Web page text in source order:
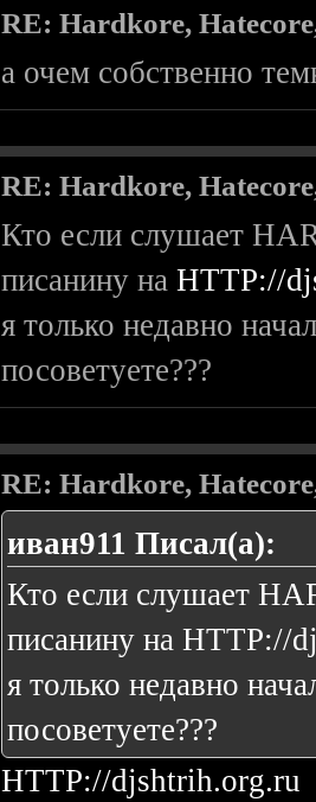
RE: Hardkore,
а очем собственно
RE: Hardkore,
Кто если слушает
писанину наHTTP://
я только недавно
посоветуете???
RE: Hardkore,
иван911 Писал(а):
Кто если слушает
писанину наHTTP://
я только недавно
посоветуете???
HTTP://djshtrih.org.ru